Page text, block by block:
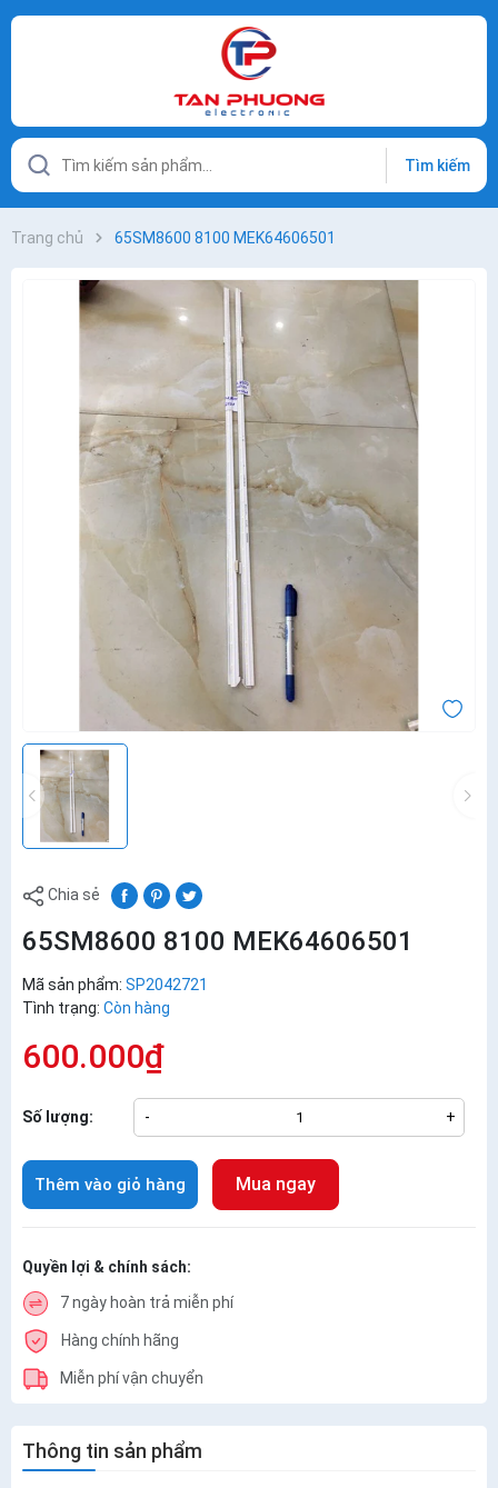
Tìm kiếm
Trang chủ 65SM8600 8100 MEK64606501
Chia sẻ
65SM8600 8100 MEK64606501
Mã sản phẩm: SP2042721
Tình trạng: Còn hàng
600.000₫
Số lượng: - +
Thêm vào giỏ hàng Mua ngay
Quyền lợi & chính sách:
7 ngày hoàn trả miễn phí
Hàng chính hãng
Miễn phí vận chuyển
Thông tin sản phẩm